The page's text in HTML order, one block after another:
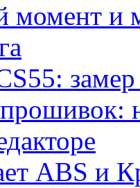
момент и
ABS и